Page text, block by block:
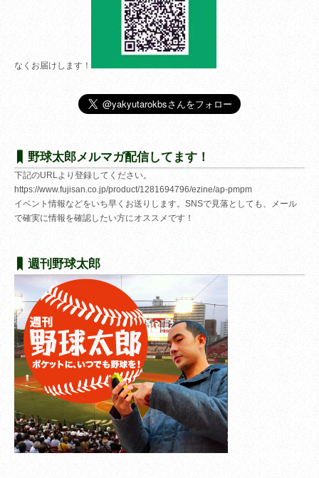
なくお届けします！
野球太郎メルマガ配信してます！
下記のURLより登録してください。
https://www.fujisan.co.jp/product/1281694796/ezine/ap-pmpm
イベント情報などをいち早くお送りします。SNSで見落としても、メール
で確実に情報を確認したい方にオススメです！
週刊野球太郎